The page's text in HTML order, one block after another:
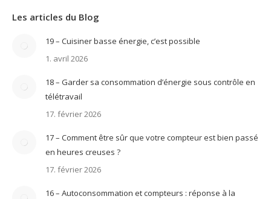
Les articles du Blog
19 – Cuisiner basse énergie, c’est possible
1. avril 2026
18 – Garder sa consommation d’énergie sous contrôle en
télétravail
17. février 2026
17 – Comment être sûr que votre compteur est bien passé
en heures creuses ?
17. février 2026
16 – Autoconsommation et compteurs : réponse à la